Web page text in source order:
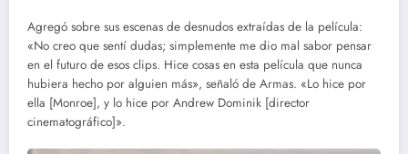
Agregó sobre sus escenas de desnudos extraídas de la película:
«No creo que sentí dudas; simplemente me dio mal sabor pensar
en el futuro de esos clips. Hice cosas en esta película que nunca
hubiera hecho por alguien más», señaló de Armas. «Lo hice por
ella [Monroe], y lo hice por Andrew Dominik [director
cinematográfico]».